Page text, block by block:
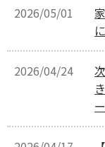
2026/05/01
2026/04/24